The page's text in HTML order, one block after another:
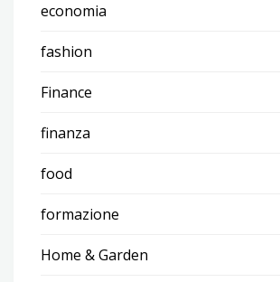
economia
fashion
Finance
finanza
food
formazione
Home & Garden